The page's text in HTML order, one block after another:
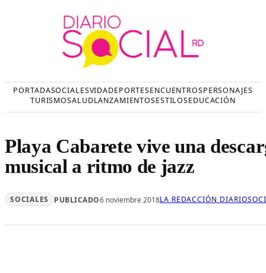
PORTADASOCIALESVIDADEPORTESENCUENTROSPERSONAJES
TURISMOSALUDLANZAMIENTOSESTILOSEDUCACIÓN
Playa Cabarete vive una
musical a ritmo de jazz
SOCIALES PUBLICADO6 noviembre 2018LA REDACCIÓN